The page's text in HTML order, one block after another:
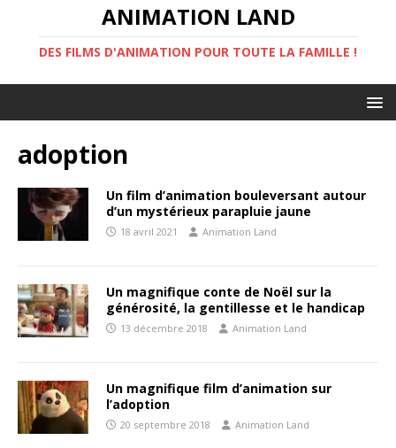
ANIMATION LAND
DES FILMS D'ANIMATION POUR TOUTE LA FAMILLE !
adoption
Un film d’animation bouleversant autour
d’un mystérieux parapluie jaune
18 avril 2021 Animation Land
Un magnifique conte de Noël sur la
générosité, la gentillesse et le handicap
13 décembre 2018 Animation Land
Un magnifique film d’animation sur
l’adoption
20 septembre 2018 Animation Land